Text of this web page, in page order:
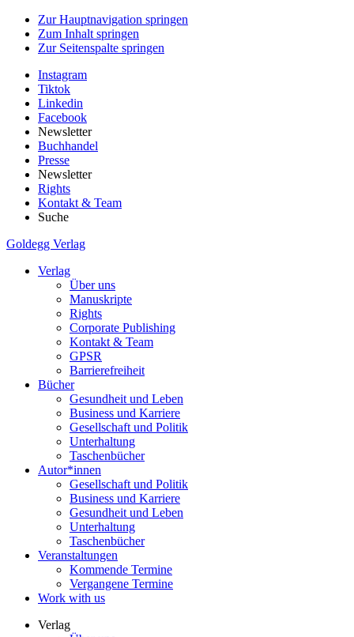
Zur Hauptnavigation springen
Zum Inhalt springen
Zur Seitenspalte springen
Instagram
Tiktok
Linkedin
Facebook
Newsletter
Buchhandel
Presse
Newsletter
Rights
Kontakt & Team
Suche
Goldegg Verlag
Verlag
Über uns
Manuskripte
Rights
Corporate Publishing
Kontakt & Team
GPSR
Barrierefreiheit
Bücher
Gesundheit und Leben
Business und Karriere
Gesellschaft und Politik
Unterhaltung
Taschenbücher
Autor*innen
Gesellschaft und Politik
Business und Karriere
Gesundheit und Leben
Unterhaltung
Taschenbücher
Veranstaltungen
Kommende Termine
Vergangene Termine
Work with us
Verlag